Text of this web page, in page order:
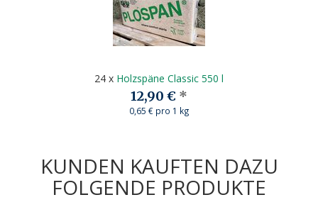
24 x Holzspäne Classic 550 l
12,90 € *
0,65 € pro 1 kg
KUNDEN KAUFTEN DAZU
FOLGENDE PRODUKTE